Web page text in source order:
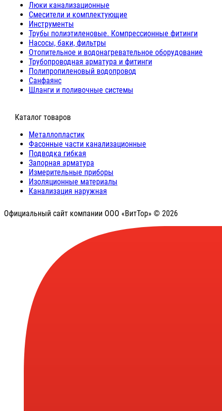
Люки канализационные
Cмесители и комплектующие
Инструменты
Трубы полиэтиленовые. Компрессионные фитинги
Насосы, баки, фильтры
Отопительное и водонагревательное оборудование
Трубопроводная арматура и фитинги
Полипропиленовый водопровод
Санфаянс
Шланги и поливочные системы
⠀Каталог товаров
Металлопластик
Фасонные части канализационные
Подводка гибкая
Запорная арматура
Измерительные приборы
Изоляционные материалы
Канализация наружная
Официальный сайт компании ООО «ВитТор» © 2026